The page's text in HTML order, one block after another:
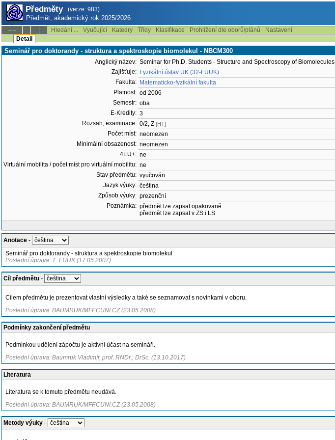
Předměty (verze: 983)
Předmět, akademický rok 2025/2026
--:-- Hledání ... Vyučující Katedry Třídy Klasifikace Prohlížení dle oborů/plánů
Nastavení
Detail
Seminář pro doktorandy - struktura a spektroskopie biomolekul - NBCM300
Anglický název: Seminar for Ph.D. Students - Structure and Spectroscopy of Biomolecules
Zajišťuje: Fyzikální ústav UK (32-FUUK)
Fakulta: Matematicko-fyzikální fakulta
Platnost: od 2006
Semestr: oba
E-Kredity: 3
Rozsah, examinace: 0/2, Z [HT]
Počet míst: neomezen
Minimální obsazenost: neomezen
4EU+: ne
Virtuální mobilita / počet míst pro virtuální mobilitu: ne
Stav předmětu: vyučován
Jazyk výuky: čeština
Způsob výuky: prezenční
Poznámka: předmět lze zapsat opakovaně
předmět lze zapsat v ZS i LS
Anotace -
Seminář pro doktorandy - struktura a spektroskopie biomolekul
Poslední úprava: T_FUUK (17.05.2007)
Cíl předmětu -
Cílem předmětu je prezentovat vlastní výsledky a také se seznamovat s novinkami v oboru.
Poslední úprava: BAUMRUK/MFF.CUNI.CZ (23.05.2008)
Podmínky zakončení předmětu
Podmínkou udělení zápočtu je aktivní účast na semináři.
Poslední úprava: Baumruk Vladimír, prof. RNDr., DrSc. (13.10.2017)
Literatura
Literatura se k tomuto předmětu neudává.
Poslední úprava: BAUMRUK/MFF.CUNI.CZ (23.05.2008)
Metody výuky -